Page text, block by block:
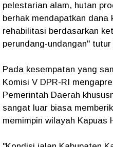
pelestarian alam, hutan
berhak mendapatkan
rehabilitasi berdasarkan
perundang-undangan"
Pada kesempatan yang
Komisi V DPR-RI
Pemerintah Daerah
sangat luar biasa
memimpin wilayah Kapuas